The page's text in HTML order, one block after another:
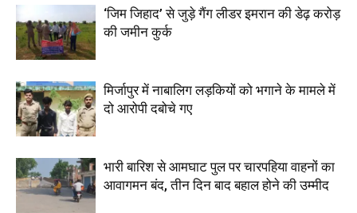
‘जिम जिहाद’ से जुड़े गैंग लीडर इमरान की डेढ़ करोड़
की जमीन कुर्क
मिर्जापुर में नाबालिग लड़कियों को भगाने के मामले में
दो आरोपी दबोचे गए
भारी बारिश से आमघाट पुल पर चारपहिया वाहनों का
आवागमन बंद, तीन दिन बाद बहाल होने की उम्मीद